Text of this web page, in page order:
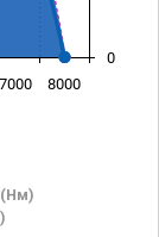
(Нм)
7000 8000
0